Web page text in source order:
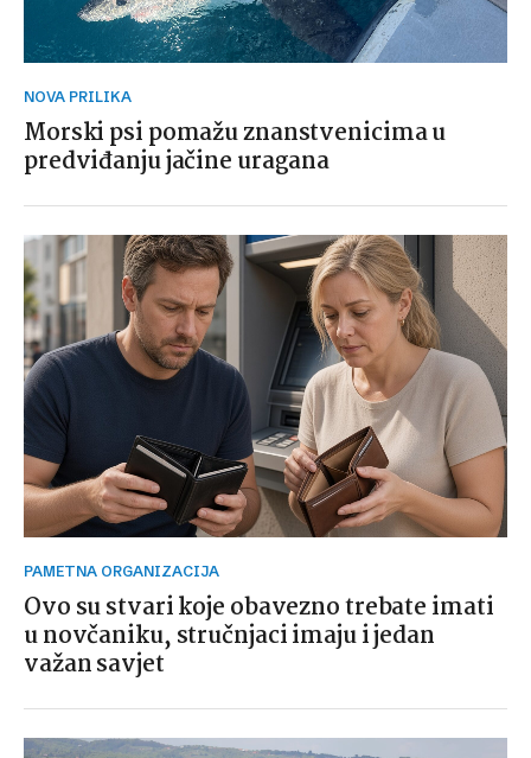
NOVA PRILIKA
Morski psi pomažu znanstvenicima u
predviđanju jačine uragana
PAMETNA ORGANIZACIJA
Ovo su stvari koje obavezno trebate imati
u novčaniku, stručnjaci imaju i jedan
važan savjet